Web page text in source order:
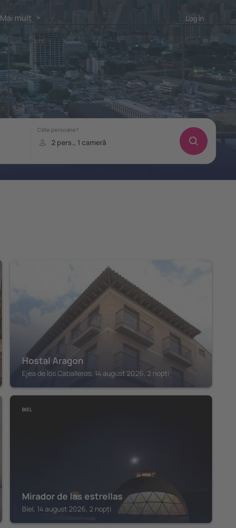
Mai mult Log in
Hostal Aragon
Ejea de los Caballeros, 14 august 2026, 2 nopți
BIEL
Mirador de las estrellas
Biel, 14 august 2026, 2 nopți